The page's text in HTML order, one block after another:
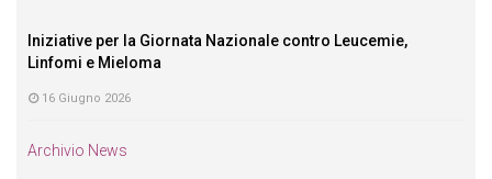
Iniziative per la Giornata Nazionale contro Leucemie,
Linfomi e Mieloma
16 Giugno 2026
Archivio News